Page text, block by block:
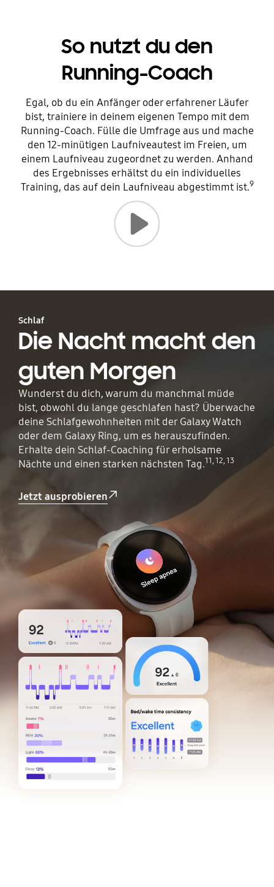
So nutzt du den
Running-Coach
Egal, ob du ein Anfänger oder erfahrener Läufer
bist, trainiere in deinem eigenen Tempo mit dem
Running-Coach. Fülle die Umfrage aus und mache
den 12-minütigen Laufniveautest im Freien, um
einem Laufniveau zugeordnet zu werden. Anhand
des Ergebnisses erhältst du ein individuelles
Training, das auf dein Laufniveau abgestimmt ist.9
Schlaf
Die Nacht macht den
guten Morgen
Wunderst du dich, warum du manchmal müde
bist, obwohl du lange geschlafen hast? Überwache
deine Schlafgewohnheiten mit der Galaxy Watch
oder dem Galaxy Ring, um es herauszufinden.
Erhalte dein Schlaf-Coaching für erholsame
Nächte und einen starken nächsten Tag.11, 12, 13
Jetzt ausprobieren